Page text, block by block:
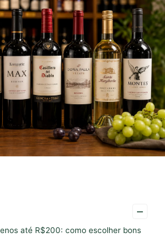
–
até R$200: como escolher bons